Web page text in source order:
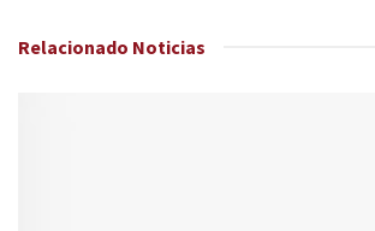
Relacionado Noticias